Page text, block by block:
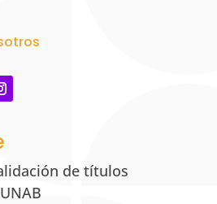
de títulos